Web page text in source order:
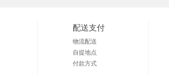
配送支付
物流配送
自提地点
付款方式